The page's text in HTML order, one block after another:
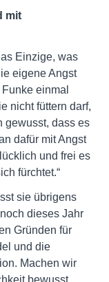
mit
Einzige, was
eigene Angst
einmal
nicht füttern darf,
gewusst, dass es
dafür mit Angst
und frei es
fürchtet.“
sie übrigens
dieses Jahr
Gründen für
und die
Machen wir
bewusst,